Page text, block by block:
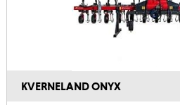
KVERNELAND ONYX